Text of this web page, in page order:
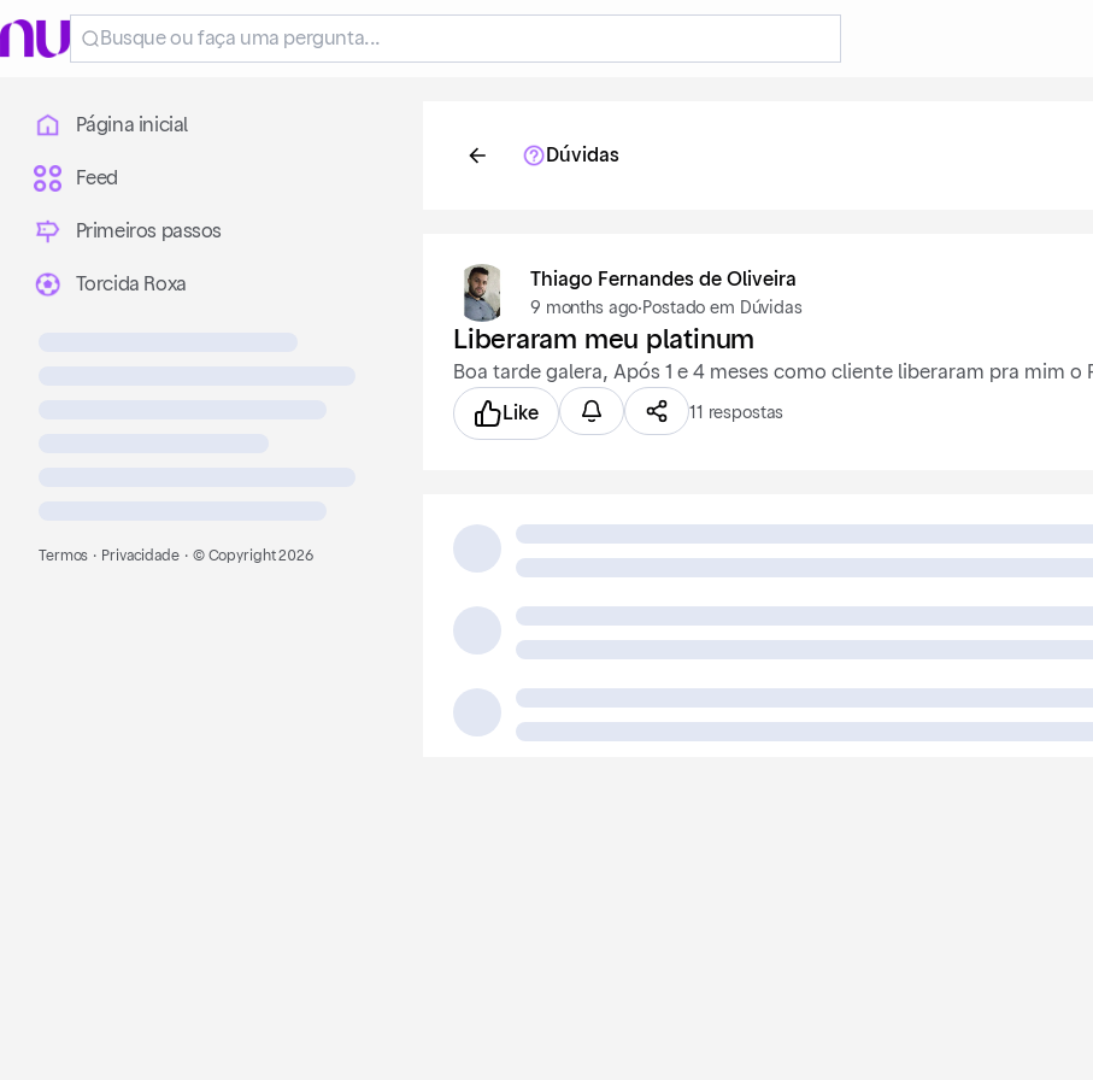
Página inicial
Feed
Primeiros passos
Torcida Roxa
Termos · Privacidade · © Copyright2026
Dúvidas
Thiago Fernandes de Oliveira
9 months ago· Postado em Dúvidas
Liberaram meu platinum
Boa tarde galera, Após 1 e 4 meses como cliente liberaram pra mim
Like 11 respostas